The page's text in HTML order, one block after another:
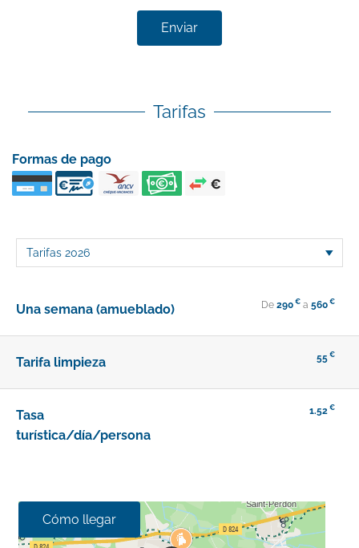
Enviar
Tarifas
Formas de pago
Una semana (amueblado) De 290 € a 560 €
Tarifa limpieza 55 €
Tasa
turística/día/persona
1.52 €
Cómo llegar